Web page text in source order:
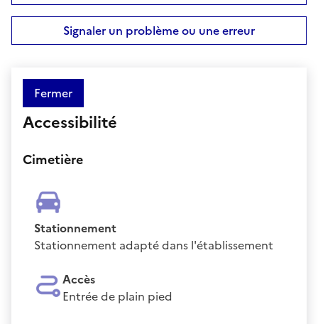
Signaler un problème ou une erreur
Fermer
Accessibilité
Cimetière
Stationnement
Stationnement adapté dans l'établissement
Accès
Entrée de plain pied